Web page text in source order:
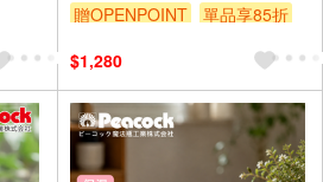
贈OPENPOINT
單品享85折
$1,280